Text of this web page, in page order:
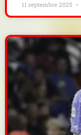
11 septembre 2025